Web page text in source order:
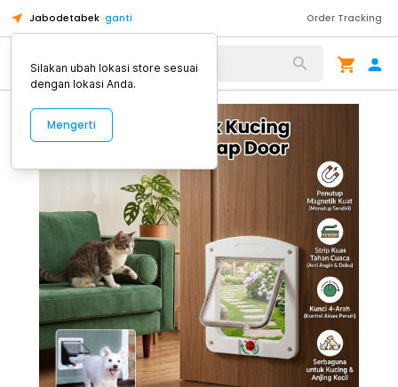
Jabodetabek ganti Order Tracking
Alat Kopi
Silakan ubah lokasi store sesuai
dengan lokasi Anda.
Mengerti